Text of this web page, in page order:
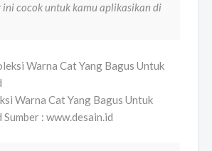
ini cocok untuk kamu aplikasikan di
Warna Cat Yang Bagus Untuk
: www.desain.id